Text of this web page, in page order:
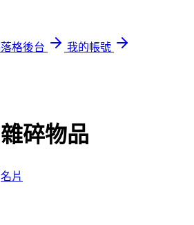
格後台
我的帳號
碎物品
名片